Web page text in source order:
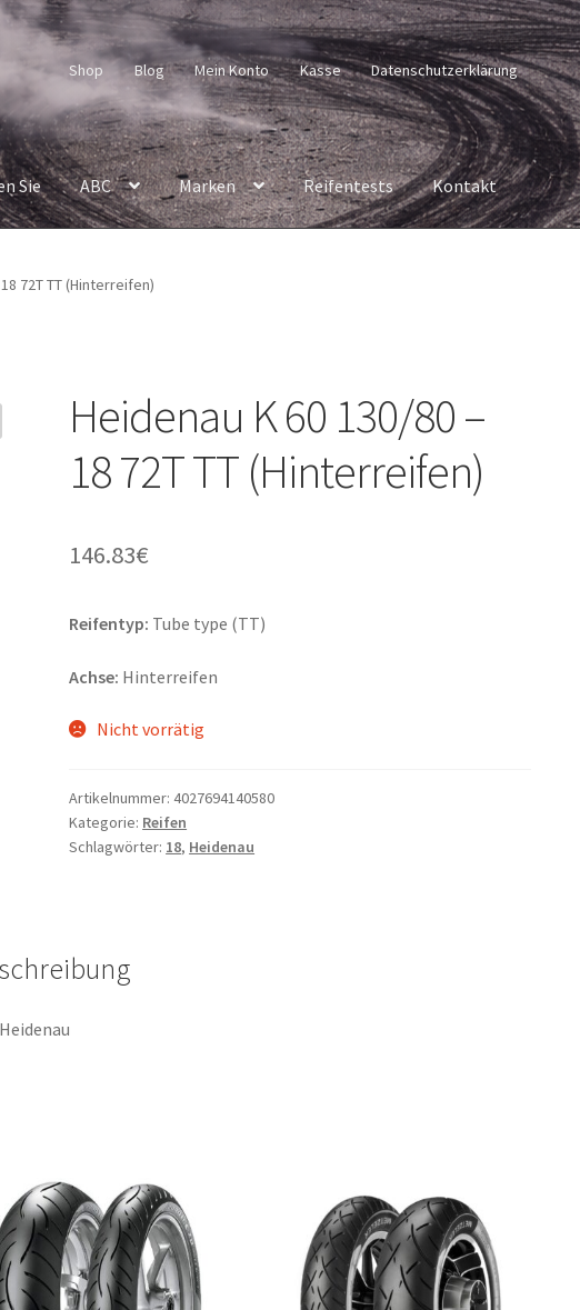
Shop Blog Mein Konto Kasse Datenschutzerklärung
Sie ABC Marken Reifentests Kontakt
72T TT (Hinterreifen)
Heidenau K 60 130/80 –
18 72T TT (Hinterreifen)
146.83€
Reifentyp: Tube type (TT)
Achse: Hinterreifen
Nicht vorrätig
Artikelnummer:4027694140580
Kategorie: Reifen
Schlagwörter: 18, Heidenau